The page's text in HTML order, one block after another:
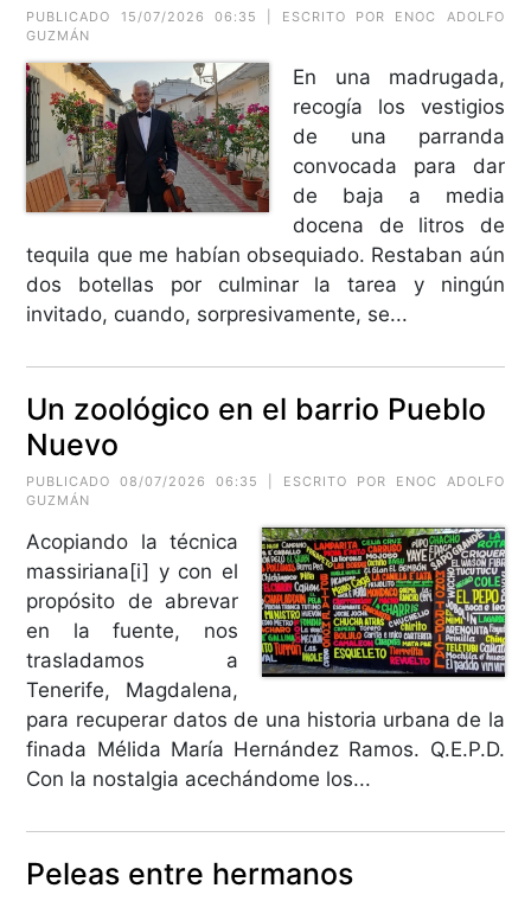
PUBLICADO 15/07/2026 06:35 | ESCRITO POR ENOC ADOLFO
GUZMÁN
En una madrugada,
recogía los vestigios
de una parranda
convocada para dar
de baja a media
docena de litros de
tequila que me habían obsequiado. Restaban aún
dos botellas por culminar la tarea y ningún
invitado, cuando, sorpresivamente, se...
Un zoológico en el barrio Pueblo
Nuevo
PUBLICADO 08/07/2026 06:35 | ESCRITO POR ENOC ADOLFO
GUZMÁN
Acopiando la técnica
massiriana[i] y con el
propósito de abrevar
en la fuente, nos
trasladamos a
Tenerife, Magdalena,
para recuperar datos de una historia urbana de la
finada Mélida María Hernández Ramos. Q.E.P.D.
Con la nostalgia acechándome los...
Peleas entre hermanos